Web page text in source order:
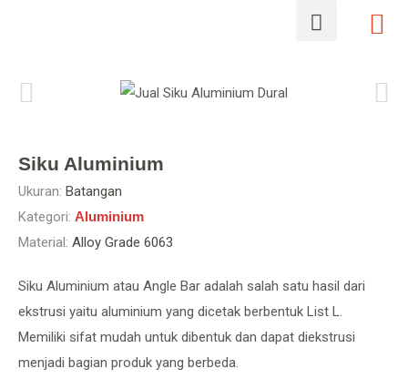
Siku Aluminium
Ukuran: Batangan
Kategori: Aluminium
Material: Alloy Grade 6063
Siku Aluminium atau Angle Bar adalah salah satu hasil dari
ekstrusi yaitu aluminium yang dicetak berbentuk List L.
Memiliki sifat mudah untuk dibentuk dan dapat diekstrusi
menjadi bagian produk yang berbeda.